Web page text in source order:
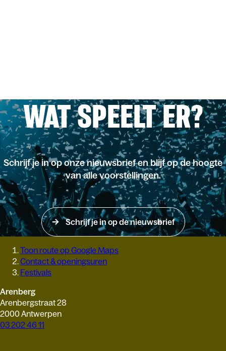
WAT SPEELT ER?
Schrijf je in op onze nieuwsbrief en blijf op de hoogte
van alle voorstellingen.
Schrijf je in op de nieuwsbrief
Toon route op Google Maps
Contact & openingsuren
Festivals
Arenberg
Arenbergstraat 28
2000 Antwerpen
03 202 46 11